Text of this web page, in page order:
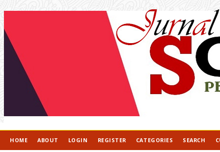
HOME ABOUT LOGIN REGISTER CATEGORIES SEARCH